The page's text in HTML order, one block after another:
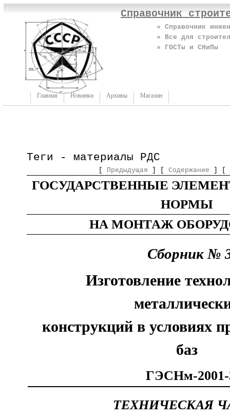
Справочник
» Справочник
» Все для
» ГОСТы и СНиПы
Главная Новинки Архивы Магазин
Теги - материалы РДС
Предыдущая Содержание
ГОСУДАРСТВЕННЫЕ
НОРМЫ
НА МОНТАЖ
Сборник №
Изготовление
конструкций в условиях
баз
ГЭСНм-2001-
ТЕХНИЧЕСКАЯ